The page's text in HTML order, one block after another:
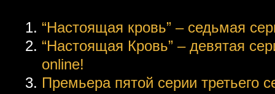
“Настоящая кровь” – седьмая
“Настоящая Кровь” – девятая
online!
Премьера пятой серии третьего